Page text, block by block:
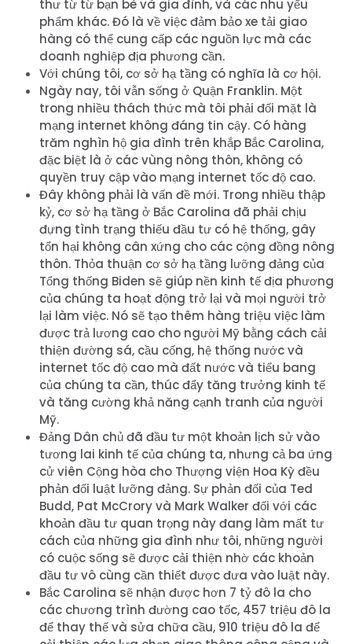
thư từ từ bạn bè và gia đình, và các nhu yếu
phẩm khác. Đó là về việc đảm bảo xe tải giao
hàng có thể cung cấp các nguồn lực mà các
doanh nghiệp địa phương cần.
Với chúng tôi, cơ sở hạ tầng có nghĩa là cơ hội.
Ngày nay, tôi vẫn sống ở Quận Franklin. Một
trong nhiều thách thức mà tôi phải đối mặt là
mạng internet không đáng tin cậy. Có hàng
trăm nghìn hộ gia đình trên khắp Bắc Carolina,
đặc biệt là ở các vùng nông thôn, không có
quyền truy cập vào mạng internet tốc độ cao.
Đây không phải là vấn đề mới. Trong nhiều thập
kỷ, cơ sở hạ tầng ở Bắc Carolina đã phải chịu
đựng tình trạng thiếu đầu tư có hệ thống, gây
tổn hại không cân xứng cho các cộng đồng nông
thôn. Thỏa thuận cơ sở hạ tầng lưỡng đảng của
Tổng thống Biden sẽ giúp nền kinh tế địa phương
của chúng ta hoạt động trở lại và mọi người trở
lại làm việc. Nó sẽ tạo thêm hàng triệu việc làm
được trả lương cao cho người Mỹ bằng cách cải
thiện đường sá, cầu cống, hệ thống nước và
internet tốc độ cao mà đất nước và tiểu bang
của chúng ta cần, thúc đẩy tăng trưởng kinh tế
và tăng cường khả năng cạnh tranh của người
Mỹ.
Đảng Dân chủ đã đầu tư một khoản lịch sử vào
tương lai kinh tế của chúng ta, nhưng cả ba ứng
cử viên Cộng hòa cho Thượng viện Hoa Kỳ đều
phản đối luật lưỡng đảng. Sự phản đối của Ted
Budd, Pat McCrory và Mark Walker đối với các
khoản đầu tư quan trọng này đang làm mất tư
cách của những gia đình như tôi, những người
có cuộc sống sẽ được cải thiện nhờ các khoản
đầu tư vô cùng cần thiết được đưa vào luật này.
Bắc Carolina sẽ nhận được hơn 7 tỷ đô la cho
các chương trình đường cao tốc, 457 triệu đô la
để thay thế và sửa chữa cầu, 910 triệu đô la để